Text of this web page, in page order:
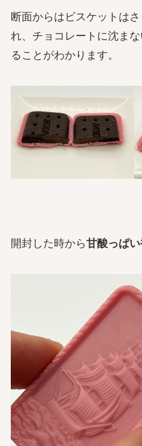
断面からはビスケットは
れ、チョコレートに沈ま
ることがわかります。
開封した時から甘酸っぱい